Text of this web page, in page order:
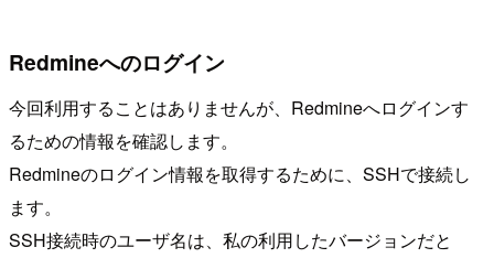
Redmineへのログイン
今回利用することはありませんが、Redmineへログインす
るための情報を確認します。
Redmineのログイン情報を取得するために、SSHで接続し
ます。
SSH接続時のユーザ名は、私の利用したバージョンだと